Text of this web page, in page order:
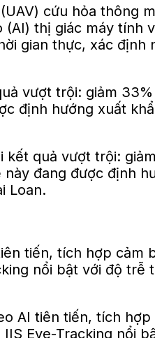
cứu hỏa thông
thị giác máy tính
gian thực, xác
vượt trội: giảm
định hướng xuất
tiến, tích hợp cảm
nổi bật với độ